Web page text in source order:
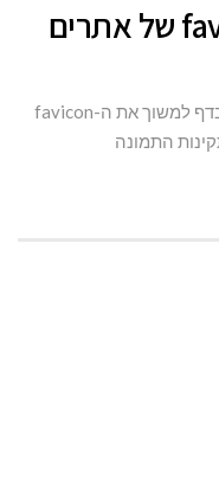
איך למשוך דינמית favicon של אתרים
בפוסט זה נראה איך אפשר על פי לינקים בדף למשוך את ה-favicon
התמונה